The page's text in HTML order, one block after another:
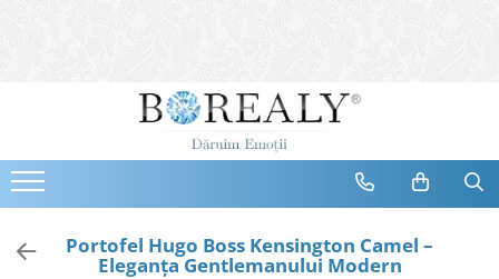
Bijuterii
Cercei
Bratari
ColierePortofel Hugo Boss Kensington Camel –
Eleganța Gentlemanului Modern